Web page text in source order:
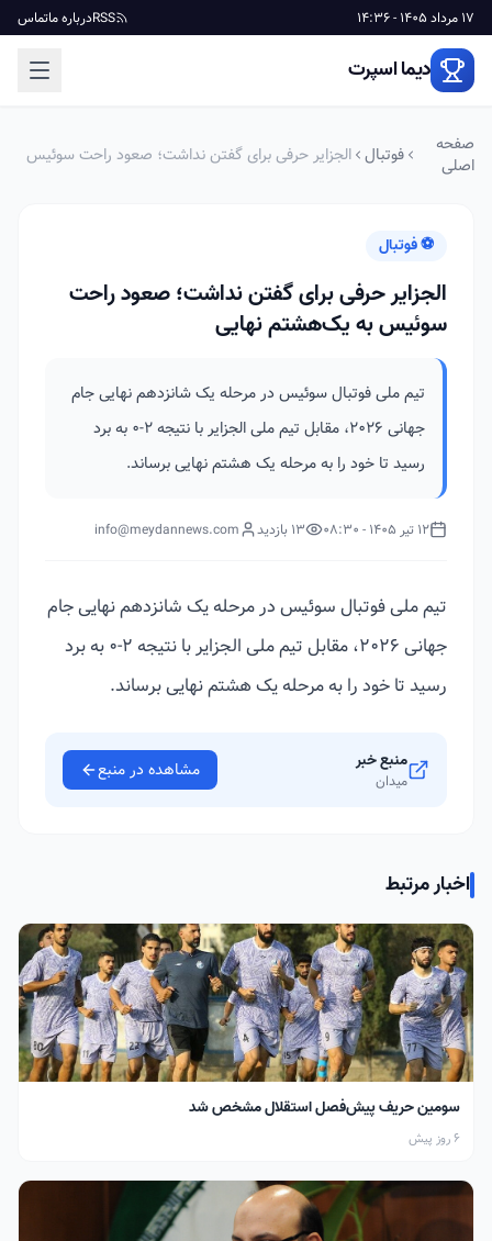
17 مرداد 1405 - 14:36 RSSدرباره ماتماس
دیما اسپرت
صفحه
اصلی
فوتبال الجزایر حرفی برای گفتن نداشت؛ صعود راحت سوئیس
⚽ فوتبال
الجزایر حرفی برای گفتن نداشت؛ صعود راحت
سوئیس به یک‌هشتم نهایی
تیم ملی فوتبال سوئیس در مرحله یک شانزدهم نهایی جام
جهانی ۲۰۲۶، مقابل تیم ملی الجزایر با نتیجه ۲-۰ به برد
رسید تا خود را به مرحله یک هشتم نهایی برساند.
12 تیر 1405 - 08:30 13 بازدید info@meydannews.com
تیم ملی فوتبال سوئیس در مرحله یک شانزدهم نهایی جام
جهانی ۲۰۲۶، مقابل تیم ملی الجزایر با نتیجه ۲-۰ به برد
رسید تا خود را به مرحله یک هشتم نهایی برساند.
منبع خبر
میدان مشاهده در منبع
اخبار مرتبط
سومین حریف پیش‌فصل استقلال مشخص شد
6 روز پیش